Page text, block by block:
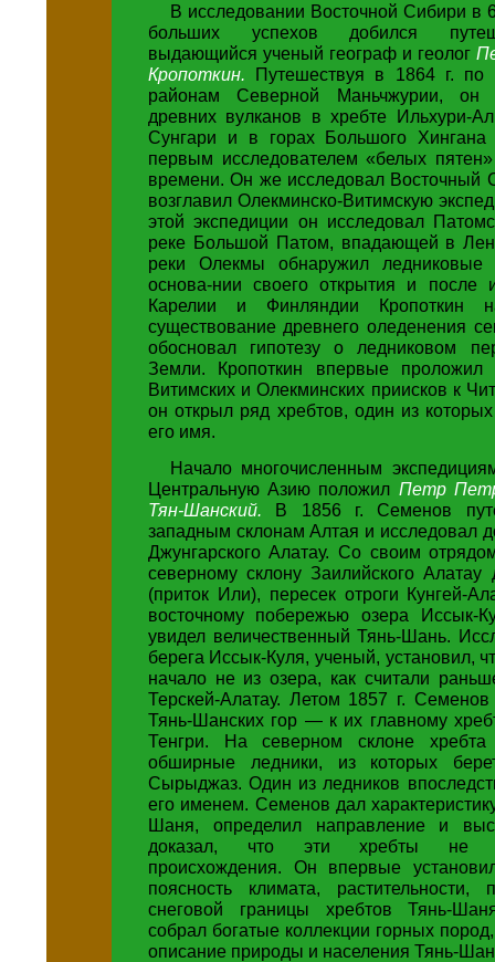
В исследовании Восточной Сибири в
больших успехов добился
выдающийся ученый географ и геолог
Кропоткин. Путешествуя в 1864 г. по
районам Северной Маньчжурии, он
древних вулканов в хребте Ильхури-
Сунгари и в горах Большого Хингана
первым исследователем «белых
времени. Он же исследовал Восточный
возглавил Олекминско-Витимскую
этой экспедиции он исследовал
реке Большой Патом, впадающей в
реки Олекмы обнаружил ледниковые
основа-нии своего открытия и после
Карелии и Финляндии Кропоткин
существование древнего оледенения
обосновал гипотезу о ледниковом
Земли. Кропоткин впервые
Витимских и Олекминских приисков к
он открыл ряд хребтов, один из
его имя.
Начало многочисленным
Центральную Азию положил Петр
Тян-Шанский. В 1856 г. Семенов
западным склонам Алтая и исследовал
Джунгарского Алатау. Со своим
северному склону Заилийского
(приток Или), пересек отроги Кунгей-
восточному побережью озера Иссык-
увидел величественный Тянь-Шань.
берега Иссык-Куля, ученый, установил,
начало не из озера, как считали
Терскей-Алатау. Летом 1857 г.
Тянь-Шанских гор — к их главному
Тенгри. На северном склоне
обширные ледники, из которых
Сырыджаз. Один из ледников
его именем. Семенов дал
Шаня, определил направление и
доказал, что эти хребты не
происхождения. Он впервые
поясность климата,
снеговой границы хребтов Тянь-
собрал богатые коллекции горных
описание природы и населения Тянь-